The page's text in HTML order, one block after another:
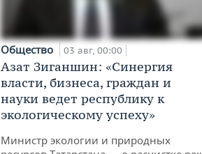
Общество 03 авг, 00:00
Азат Зиганшин: «Синергия
власти, бизнеса, граждан и
науки ведет республику к
экологическому успеху»
Министр экологии и природных